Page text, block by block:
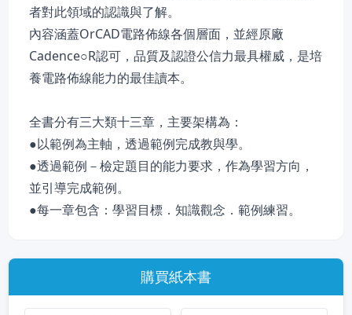
者對此領域的認識與了解。
內容涵蓋OrCAD電路佈線各個層面，並經原廠
Cadence○R認可，品質及認證公信力最具權威，是培
養電路佈線能力的最佳讀本。
全書分有三大類十三章，主要架構為：
●以範例為主軸，透過範例完成教與學。
●透過範例－檢定題目的能力要求，作為學習方向，
並引導完成範例。
●每一章包含：學習目標．知識觀念．範例練習。
購買紙本書